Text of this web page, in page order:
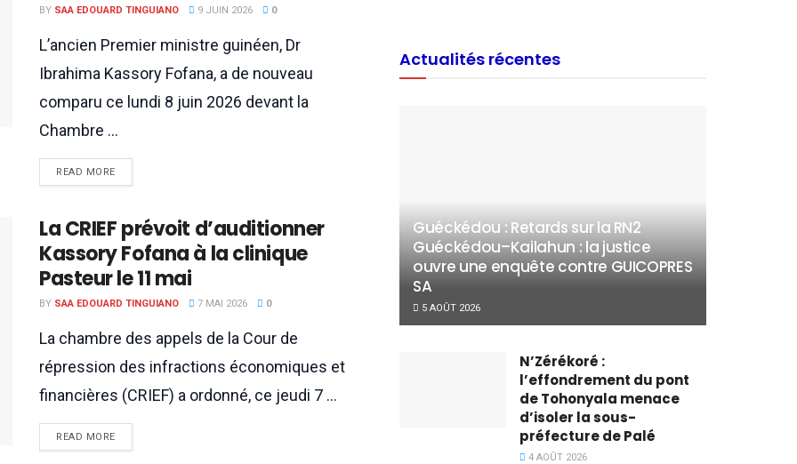
BY SAA EDOUARD TINGUIANO 9 JUIN 2026 0
L’ancien Premier ministre guinéen, Dr
Ibrahima Kassory Fofana, a de nouveau
comparu ce lundi 8 juin 2026 devant la
Chambre ...
READ MORE
La CRIEF prévoit d’auditionner
Kassory Fofana à la clinique
Pasteur le 11 mai
BY SAA EDOUARD TINGUIANO 7 MAI 2026 0
La chambre des appels de la Cour de
répression des infractions économiques et
financières (CRIEF) a ordonné, ce jeudi 7 ...
READ MORE
Actualités récentes
Guéckédou : Retards sur la RN2
Guéckédou–Kailahun : la justice
ouvre une enquête contre GUICOPRES
SA
5 AOÛT 2026
N’Zérékoré :
l’effondrement du pont
de Tohonyala menace
d’isoler la sous-
préfecture de Palé
4 AOÛT 2026